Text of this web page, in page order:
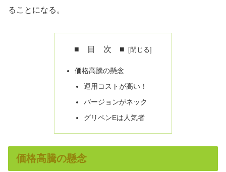
ることになる。
■ 目 次 ■
価格高騰の懸念
運用コストが高い！
バージョンがネック
グリペンEは人気者
価格高騰の懸念